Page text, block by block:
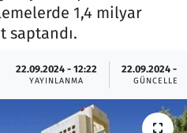
1,4 milyar
saptandı.
22.09.2024 - 12:22
YAYINLANMA
22.09.2024 -